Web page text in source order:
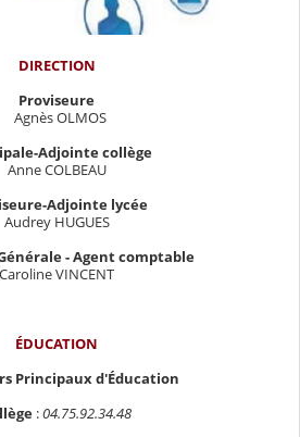
DIRECTION
Proviseure
Agnès OLMOS
Adjointe collège
Anne COLBEAU
Adjointe lycée
Audrey HUGUES
- Agent comptable
Caroline VINCENT
ÉDUCATION
Principaux d'Éducation
:04.75.92.34.48